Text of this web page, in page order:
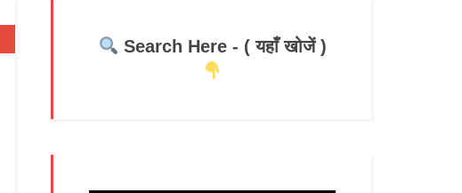
Search Here - ( यहाँ खोजें )